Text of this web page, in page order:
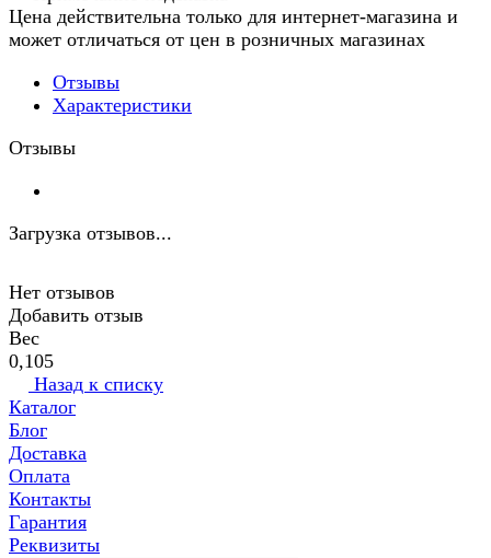
Цена действительна только для интернет-магазина и
может отличаться от цен в розничных магазинах
Отзывы
Характеристики
Отзывы
Загрузка отзывов...
Нет отзывов
Добавить отзыв
Вес
0,105
Назад к списку
Каталог
Блог
Доставка
Оплата
Контакты
Гарантия
Реквизиты